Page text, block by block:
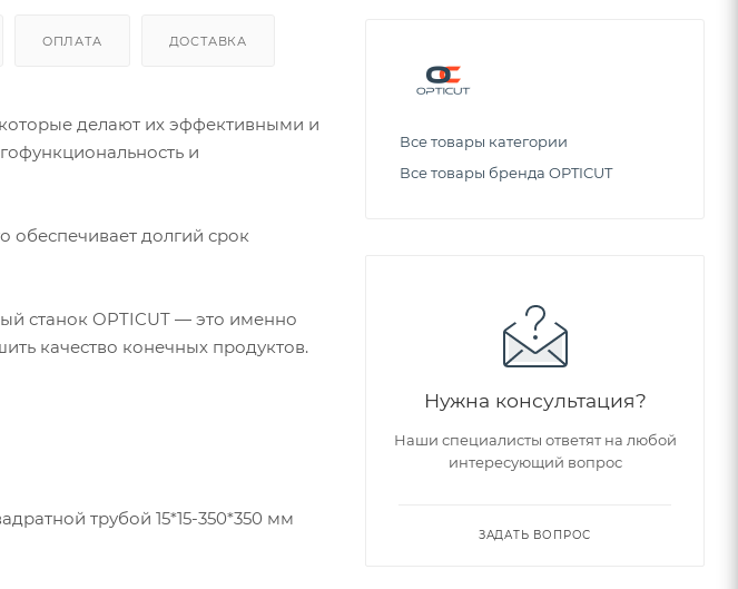
ОПЛАТА ДОСТАВКА
делают их эффективными и
и
обеспечивает долгий срок
станок OPTICUT — это именно
качество конечных продуктов.
трубой 15*15-350*350 мм
Все товары категории
Все товары бренда OPTICUT
Нужна консультация?
Наши специалисты ответят на любой
интересующий вопрос
ЗАДАТЬ ВОПРОС